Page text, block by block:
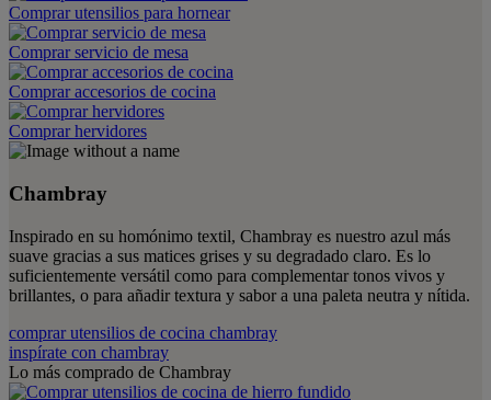
Comprar utensilios para hornear
Comprar servicio de mesa
Comprar accesorios de cocina
Comprar hervidores
Chambray
Inspirado en su homónimo textil, Chambray es nuestro azul más
suave gracias a sus matices grises y su degradado claro. Es lo
suficientemente versátil como para complementar tonos vivos y
brillantes, o para añadir textura y sabor a una paleta neutra y nítida.
comprar utensilios de cocina chambray
inspírate con chambray
Lo más comprado de Chambray